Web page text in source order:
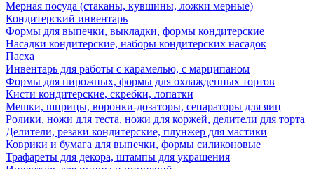
Мерная посуда (стаканы, кувшины, ложки мерные)
Кондитерский инвентарь
Формы для выпечки, выкладки, формы кондитерские
Насадки кондитерские, наборы кондитерских насадок
Пасха
Инвентарь для работы с карамелью, с марципаном
Формы для пирожных, формы для охлажденных тортов
Кисти кондитерские, скребки, лопатки
Мешки, шприцы, воронки-дозаторы, сепараторы для яиц
Ролики, ножи для теста, ножи для коржей, делители для торта
Делители, резаки кондитерские, плунжер для мастики
Коврики и бумага для выпечки, формы силиконовые
Трафареты для декора, штампы для украшения